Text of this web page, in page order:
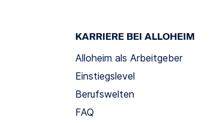
KARRIERE BEI ALLOHEIM
Alloheim als Arbeitgeber
Einstiegslevel
Berufswelten
FAQ